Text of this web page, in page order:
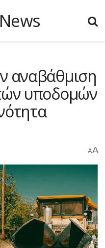
αναβάθμιση
υποδομών
AA